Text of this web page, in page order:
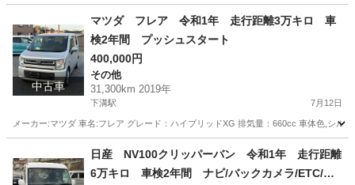
中古車
マツダ フレア 令和1年 走行距離3万キロ 車
検2年間 プッシュスタート
400,000円
その他
31,300km 2019年
下溝駅 7月12日
メーカー:マツダ 車名:フレア グレード：ハイブリッドXG 排気量：660cc 車体色,シル
相模原市 その他 フレア
日産 NV100クリッパーバン 令和1年 走行距離
6万キロ 車検2年間 ナビ/バックカメラ/ETC/ド